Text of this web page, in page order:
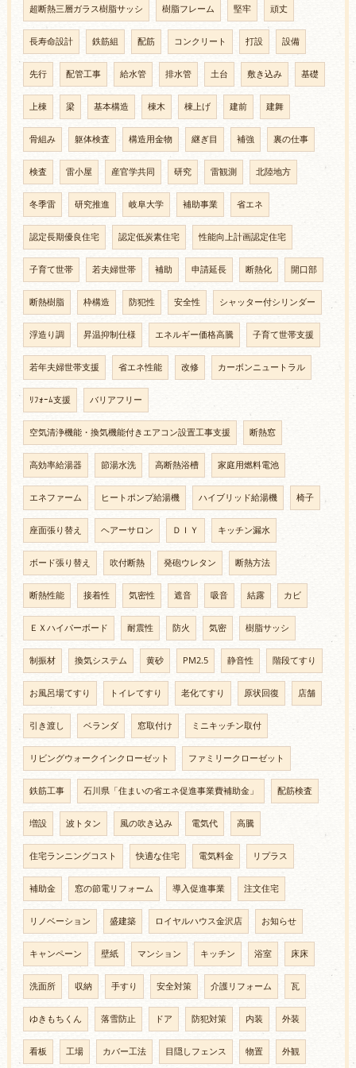
超断熱三層ガラス樹脂サッシ 樹脂フレーム 堅牢 頑丈
長寿命設計 鉄筋組 配筋 コンクリート 打設 設備
先行 配管工事 給水管 排水管 土台 敷き込み 基礎
上棟 梁 基本構造 棟木 棟上げ 建前 建舞
骨組み 躯体検査 構造用金物 継ぎ目 補強 裏の仕事
検査 雷小屋 産官学共同 研究 雷観測 北陸地方
冬季雷 研究推進 岐阜大学 補助事業 省エネ
認定長期優良住宅 認定低炭素住宅 性能向上計画認定住宅
子育て世帯 若夫婦世帯 補助 申請延長 断熱化 開口部
断熱樹脂 枠構造 防犯性 安全性 シャッター付シリンダー
浮造り調 昇温抑制仕様 エネルギー価格高騰 子育て世帯支援
若年夫婦世帯支援 省エネ性能 改修 カーボンニュートラル
ﾘﾌｫｰﾑ支援 バリアフリー
空気清浄機能・換気機能付きエアコン設置工事支援 断熱窓
高効率給湯器 節湯水洗 高断熱浴槽 家庭用燃料電池
エネファーム ヒートポンプ給湯機 ハイブリッド給湯機 椅子
座面張り替え ヘアーサロン ＤＩＹ キッチン漏水
ボード張り替え 吹付断熱 発砲ウレタン 断熱方法
断熱性能 接着性 気密性 遮音 吸音 結露 カビ
ＥＸハイパーボード 耐震性 防火 気密 樹脂サッシ
制振材 換気システム 黄砂 PM2.5 静音性 階段てすり
お風呂場てすり トイレてすり 老化てすり 原状回復 店舗
引き渡し ベランダ 窓取付け ミニキッチン取付
リビングウォークインクローゼット ファミリークローゼット
鉄筋工事 石川県「住まいの省エネ促進事業費補助金」 配筋検査
増設 波トタン 風の吹き込み 電気代 高騰
住宅ランニングコスト 快適な住宅 電気料金 リプラス
補助金 窓の節電リフォーム 導入促進事業 注文住宅
リノベーション 盛建築 ロイヤルハウス金沢店 お知らせ
キャンペーン 壁紙 マンション キッチン 浴室 床床
洗面所 収納 手すり 安全対策 介護リフォーム 瓦
ゆきもちくん 落雪防止 ドア 防犯対策 内装 外装
看板 工場 カバー工法 目隠しフェンス 物置 外観